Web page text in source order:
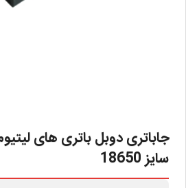
سایز 18650